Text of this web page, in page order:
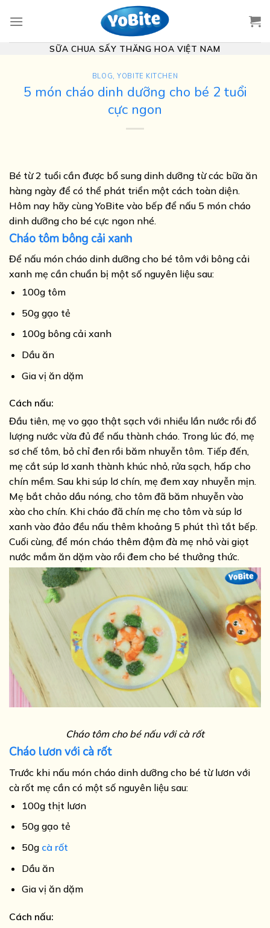
SỮA CHUA SẤY THĂNG HOA VIỆT NAM
BLOG,YOBITE KITCHEN
5 món cháo dinh dưỡng cho bé 2 tuổi
cực ngon
Bé từ 2 tuổi cần được bổ sung dinh dưỡng từ các bữa ăn
hàng ngày để có thể phát triển một cách toàn diện.
Hôm nay hãy cùng YoBite vào bếp để nấu 5 món cháo
dinh dưỡng cho bé cực ngon nhé.
Cháo tôm bông cải xanh
Để nấu món cháo dinh dưỡng cho bé tôm với bông cải
xanh mẹ cần chuẩn bị một số nguyên liệu sau:
100g tôm
50g gạo tẻ
100g bông cải xanh
Dầu ăn
Gia vị ăn dặm
Cách nấu:
Đầu tiên, mẹ vo gạo thật sạch với nhiều lần nước rồi đổ
lượng nước vừa đủ để nấu thành cháo. Trong lúc đó, mẹ
sơ chế tôm, bỏ chỉ đen rồi băm nhuyễn tôm. Tiếp đến,
mẹ cắt súp lơ xanh thành khúc nhỏ, rửa sạch, hấp cho
chín mềm. Sau khi súp lơ chín, mẹ đem xay nhuyễn mịn.
Mẹ bắt chảo dầu nóng, cho tôm đã băm nhuyễn vào
xào cho chín. Khi cháo đã chín mẹ cho tôm và súp lơ
xanh vào đảo đều nấu thêm khoảng 5 phút thì tắt bếp.
Cuối cùng, để món cháo thêm đậm đà mẹ nhỏ vài giọt
nước mắm ăn dặm vào rồi đem cho bé thưởng thức.
Cháo tôm cho bé nấu với cà rốt
Cháo lươn với cà rốt
Trước khi nấu món cháo dinh dưỡng cho bé từ lươn với
cà rốt mẹ cần có một số nguyên liệu sau:
100g thịt lươn
50g gạo tẻ
50g cà rốt
Dầu ăn
Gia vị ăn dặm
Cách nấu: